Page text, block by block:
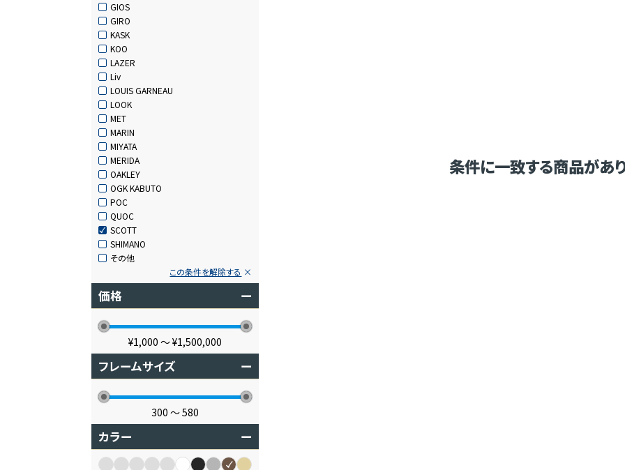
GIOS
GIRO
KASK
KOO
LAZER
Liv
LOUIS GARNEAU
LOOK
MET
MARIN
MIYATA
MERIDA
OAKLEY
OGK KABUTO
POC
QUOC
SCOTT
SHIMANO
その他
この条件を解除する
価格 ー
¥1,000 〜¥1,500,000
フレームサイズ ー
300 〜580
カラー ー
条件に一致する商品があ